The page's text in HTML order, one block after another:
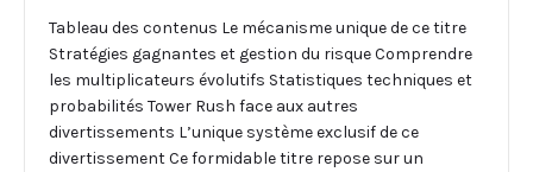
Tableau des contenus Le mécanisme unique de ce titre
Stratégies gagnantes et gestion du risque Comprendre
les multiplicateurs évolutifs Statistiques techniques et
probabilités Tower Rush face aux autres
divertissements L’unique système exclusif de ce
divertissement Ce formidable titre repose sur un